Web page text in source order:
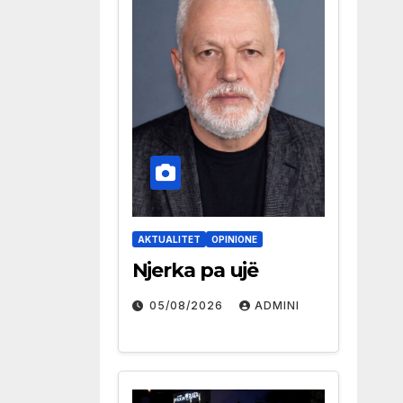
AKTUALITET OPINIONE
Njerka pa ujë
05/08/2026 ADMINI